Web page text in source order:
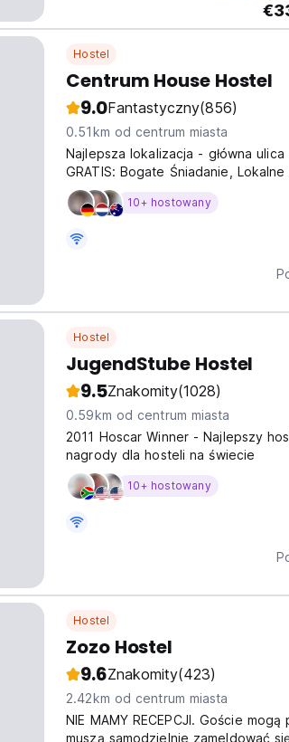
Hostel
Centrum House Hostel
9.0Fantastyczny(856)
0.51km od centrum miasta
Najlepsza lokalizacja - główna
GRATIS: Bogate Śniadanie,
HAPPY HOUR, Ręczniki, Uśmiechy
najwspanialszymi ludźmi z całego
10+ hostowany
Hostel
JugendStube Hostel
9.5Znakomity(1028)
0.59km od centrum miasta
2011 Hoscar Winner - Najlepszy
nagrody dla hosteli na świecie
10+ hostowany
Hostel
Zozo Hostel
9.6Znakomity(423)
2.42km od centrum miasta
NIE MAMY RECEPCJI. Goście
muszą samodzielnie zameldować